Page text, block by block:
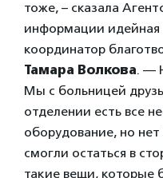
тоже, – сказала
информации идейная
координатор
Тамара Волкова. —
Мы с больницей
отделении есть все
оборудование, но
смогли остаться в
такие вещи, которые